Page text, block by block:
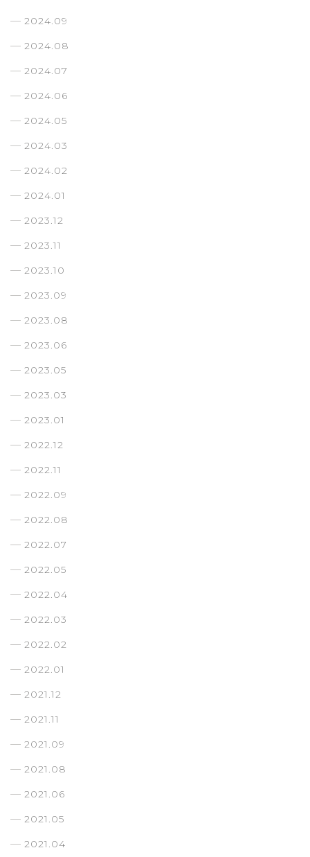
2024.09
2024.08
2024.07
2024.06
2024.05
2024.03
2024.02
2024.01
2023.12
2023.11
2023.10
2023.09
2023.08
2023.06
2023.05
2023.03
2023.01
2022.12
2022.11
2022.09
2022.08
2022.07
2022.05
2022.04
2022.03
2022.02
2022.01
2021.12
2021.11
2021.09
2021.08
2021.06
2021.05
2021.04